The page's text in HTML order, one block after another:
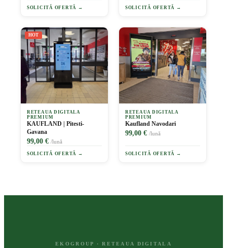
SOLICITĂ OFERTĂ → SOLICITĂ OFERTĂ →
HOT
RETEAUA DIGITALA
PREMIUM
KAUFLAND | Pitesti-
Gavana
99,00 € /lună
SOLICITĂ OFERTĂ →
RETEAUA DIGITALA
PREMIUM
Kaufland Navodari
99,00 € /lună
SOLICITĂ OFERTĂ →
EKOGROUP · RETEAUA DIGITALA